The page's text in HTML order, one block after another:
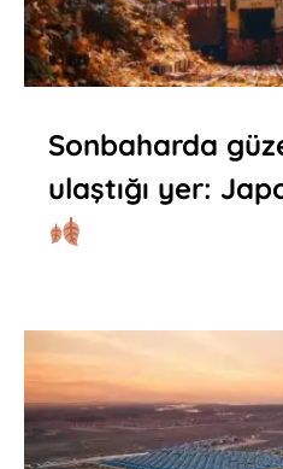
Sonbaharda
ulaştığı yer: